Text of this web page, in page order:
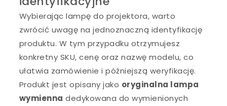
Wybierając lampę do projektora, warto
zwrócić uwagę na jednoznaczną identyfikację
produktu. W tym przypadku otrzymujesz
konkretny SKU, cenę oraz nazwę modelu, co
ułatwia zamówienie i późniejszą weryfikację.
Produkt jest opisany jako oryginalna lampa
wymienna dedykowana do wymienionych